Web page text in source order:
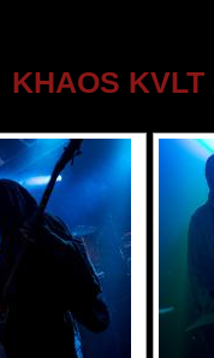
KHAOS KVLT